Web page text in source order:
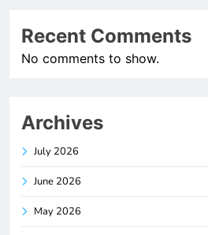
Recent Comments
No comments to show.
Archives
July 2026
June 2026
May 2026